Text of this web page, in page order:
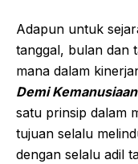
Adapun untuk
tanggal, bulan dan
mana dalam
Demi Kemanusiaan
satu prinsip dalam
tujuan selalu
dengan selalu adil